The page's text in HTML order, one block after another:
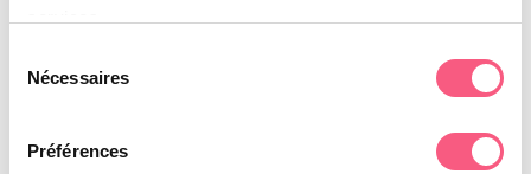
Nécessaires
Préférences
proveedor o la jurisdicción en la que se
Una vez que abandone nuestro sitio o sea